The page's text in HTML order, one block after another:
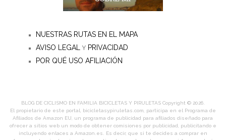
NUESTRAS RUTAS EN EL MAPA
AVISO LEGAL
YPRIVACIDAD
POR QUÉ USO AFILIACIÓN
BLOG DE CICLISMO EN FAMILIA BICICLETAS Y PIRULETASCopyright © 2026.
El propietario de este portal, bicicletasypiruletas.com, participa en el Programa de
Afiliados de Amazon EU, un programa de publicidad para afiliados diseñado para
ofrecer a sitios web un modo de obtener comisiones por publicidad, publicitando e
incluyendo enlaces a Amazon.es. Es decir, que si te decides a comprar en